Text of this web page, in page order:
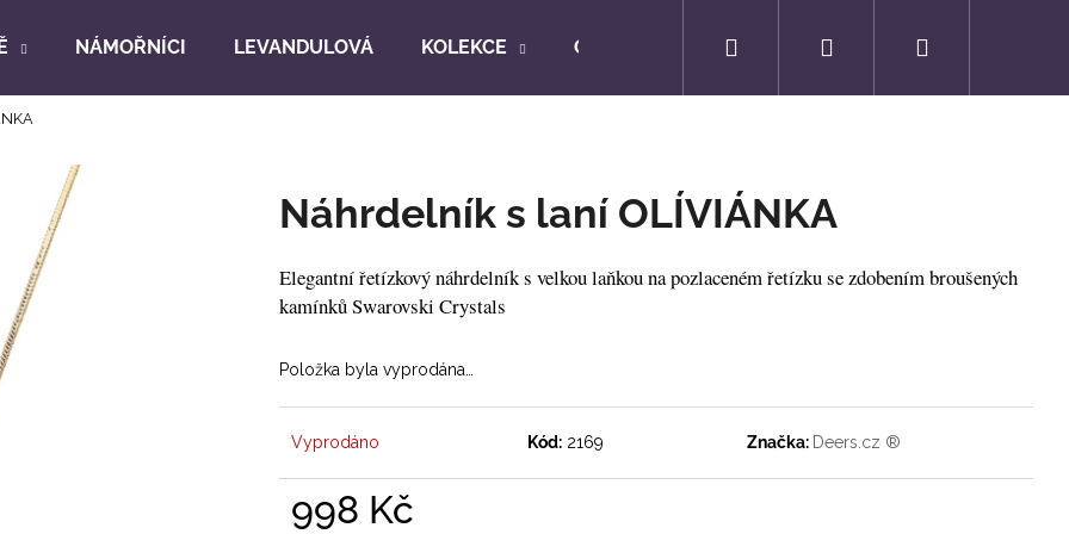
NÁMOŘNÍCI LEVANDULOVÁ KOLEKCE O NÁS KONTAKTY Přihlášení
Náhrdelník s laní OLÍVIÁNKA
Elegantní řetízkový náhrdelník s velkou laňkou na pozlaceném řetízku se zdobením broušených
kamínků Swarovski Crystals
Položka byla vyprodána…
Vyprodáno Kód: 2169 Značka: Deers.cz ®
998 Kč
Co potřebujete najít?
HLEDAT
Následující